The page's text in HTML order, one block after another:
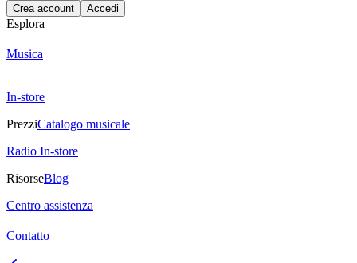
Crea account Accedi
Esplora
Musica
In-store
PrezziCatalogo musicale
Radio In-store
RisorseBlog
Centro assistenza
Contatto